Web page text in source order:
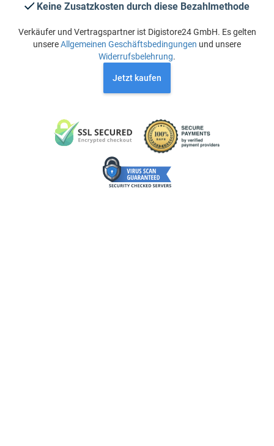
Keine Zusatzkosten durch diese Bezahlmethode
Verkäufer und Vertragspartner ist Digistore24 GmbH. Es gelten
unsereAllgemeinen Geschäftsbedingungen und unsere
Widerrufsbelehrung.
Jetzt kaufen